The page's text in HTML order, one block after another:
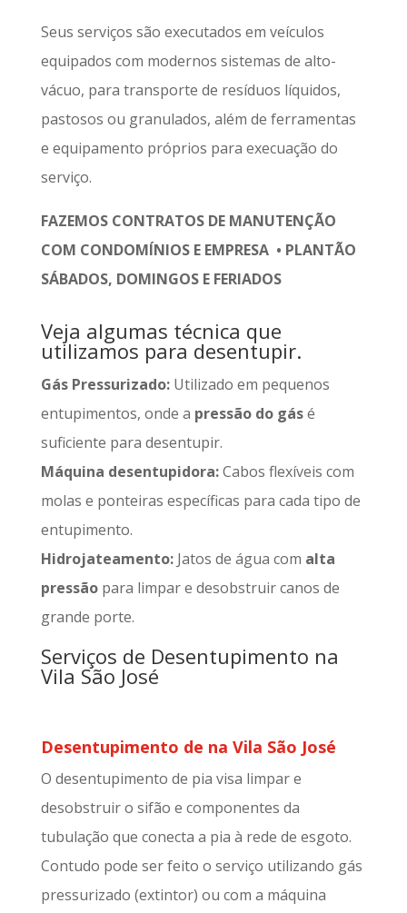
Seus serviços são executados em veículos
equipados com modernos sistemas de alto-
vácuo, para transporte de resíduos líquidos,
pastosos ou granulados, além de ferramentas
e equipamento próprios para execuação do
serviço.
FAZEMOS CONTRATOS DE MANUTENÇÃO
COM CONDOMÍNIOS E EMPRESA • PLANTÃO
SÁBADOS, DOMINGOS E FERIADOS
Veja algumas técnica que
utilizamos para desentupir.
Gás Pressurizado:Utilizado em pequenos
entupimentos, onde a pressão do gásé
suficiente para desentupir.
Máquina desentupidora:Cabos flexíveis com
molas e ponteiras específicas para cada tipo de
entupimento.
Hidrojateamento:Jatos de água com alta
pressãopara limpar e desobstruir canos de
grande porte.
Serviços de Desentupimento na
Vila São José
Desentupimento de na Vila São José
O desentupimento de pia visa limpar e
desobstruir o sifão e componentes da
tubulação que conecta a pia à rede de esgoto.
Contudo pode ser feito o serviço utilizando gás
pressurizado (extintor) ou com a máquina